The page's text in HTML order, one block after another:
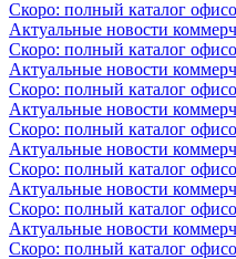
Скоро: полный каталог
Актуальные новости
Скоро: полный каталог
Актуальные новости
Скоро: полный каталог
Актуальные новости
Скоро: полный каталог
Актуальные новости
Скоро: полный каталог
Актуальные новости
Скоро: полный каталог
Актуальные новости
Скоро: полный каталог